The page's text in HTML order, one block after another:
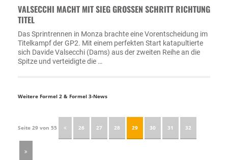
VALSECCHI MACHT MIT SIEG GROSSEN SCHRITT RICHTUNG T
ITEL
Das Sprintrennen in Monza brachte eine Vorentscheidung im
Titelkampf der GP2. Mit einem perfekten Start katapultierte
sich Davide Valsecchi (Dams) aus der zweiten Reihe an die
Spitze und verteidigte die …
Weitere Formel 2 & Formel 3-News
Seite 29 von 55 26 27 28 29 30 31 32